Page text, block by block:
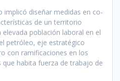
implicó diseñar medidas en co­
de un territorio
población laboral en el
petróleo, eje estratégico
con ramificaciones en los
habita fuerza de trabajo de